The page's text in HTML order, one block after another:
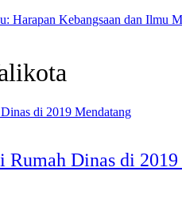
Rumah Dinas di